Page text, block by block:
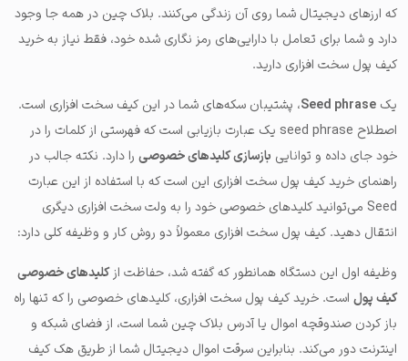
که ارزهای دیجیتال شما روی آن زندگی می‌کنند. بلاک چین در همه جا وجود
دارد و شما برای تعامل با دارایی‌های رمز نگاری شده خود، فقط نیاز به خرید
کیف پول سخت افزاری دارید.
یک Seed phrase، پشتیبان سکه‌های شما در این کیف سخت افزاری است.
اصطلاح seed phrase یک عبارت بازیابی است که فهرستی از کلمات را در
خود جای داده و توانایی بازسازی کلیدهای خصوصی را دارد. نکته جالب در
راهنمای خرید کیف پول سخت افزاری این است که با استفاده از این عبارت
Seed می‌توانید کلیدهای خصوصی خود را به ولت سخت افزاری دیگری
انتقال دهید. کیف پول سخت افزاری معمولاً دو روش کار و وظیفه کلی دارد:
وظیفه اول این دستگاه همانطور که گفته شد، حفاظت ازکلیدهای خصوصی
کیف پول است. خرید کیف پول سخت افزاری، کلیدهای خصوصی را که تنها راه
باز کردن صندوقچه اموال یا آدرس بلاک چین شما است، از فضای شبکه و
اینترنت دور می‌کند. بنابراین سرقت اموال دیجیتال شما از طریق هک کیف